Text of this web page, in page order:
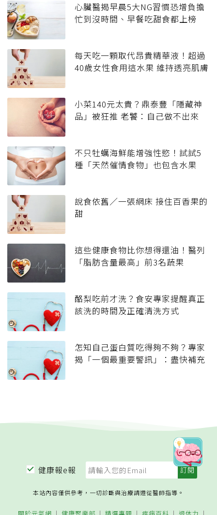
心臟醫揭早晨5大NG習慣恐增負擔
忙到沒時間、早餐吃甜食都上榜
每天吃一顆取代昂貴精華液！超過
40歲女性食用這水果 維持透亮肌膚
小菜140元太貴？鼎泰豐「隱藏神
品」被狂推 老饕：自己做不出來
不只牡蠣海鮮能增強性慾！試試5
種「天然催情食物」也包含水果
說食依舊／一張網床 接住百香果的
甜
這些健康食物比你想得還油！醫列
「脂肪含量最高」前3名蔬果
酪梨吃前才洗？食安專家提醒真正
該洗的時間及正確清洗方式
怎知自己蛋白質吃得夠不夠？專家
揭「一個最重要警訊」：盡快補充
健康報e報
本站內容僅供參考，一切診斷與治療請遵從醫師指導。